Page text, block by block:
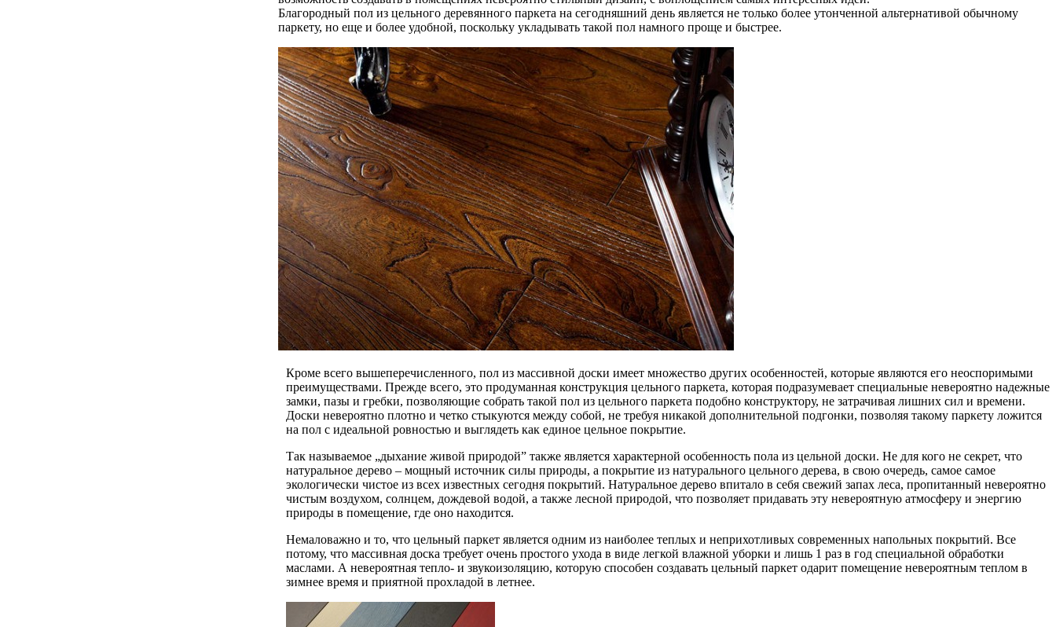
Благородный пол из цельного деревянного паркета на сегодняшний день является не только более утонченной альтернативой обычному
паркету, но еще и более удобной, поскольку укладывать такой пол намного проще и быстрее.
Кроме всего вышеперечисленного, пол из массивной доски имеет множество других особенностей, которые являются его неоспоримыми
преимуществами. Прежде всего, это продуманная конструкция цельного паркета, которая подразумевает специальные невероятно надежные
замки, пазы и гребки, позволяющие собрать такой пол из цельного паркета подобно конструктору, не затрачивая лишних сил и времени.
Доски невероятно плотно и четко стыкуются между собой, не требуя никакой дополнительной подгонки, позволяя такому паркету ложится
на пол с идеальной ровностью и выглядеть как единое цельное покрытие.
Так называемое „дыхание живой природой” также является характерной особенность пола из цельной доски. Не для кого не секрет, что
натуральное дерево – мощный источник силы природы, а покрытие из натурального цельного дерева, в свою очередь, самое самое
экологически чистое из всех известных сегодня покрытий. Натуральное дерево впитало в себя свежий запах леса, пропитанный невероятно
чистым воздухом, солнцем, дождевой водой, а также лесной природой, что позволяет придавать эту невероятную атмосферу и энергию
природы в помещение, где оно находится.
Немаловажно и то, что цельный паркет является одним из наиболее теплых и неприхотливых современных напольных покрытий. Все
потому, что массивная доска требует очень простого ухода в виде легкой влажной уборки и лишь 1 раз в год специальной обработки
маслами. А невероятная тепло- и звукоизоляцию, которую способен создавать цельный паркет одарит помещение невероятным теплом в
зимнее время и приятной прохладой в летнее.